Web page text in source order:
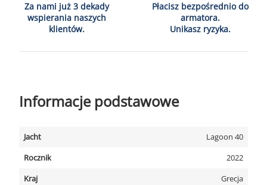
Za nami już 3 dekady
wspierania naszych
klientów.
Płacisz bezpośrednio do
armatora.
Unikasz ryzyka.
Informacje podstawowe
Jacht
Lagoon 40
Rocznik
2022
Kraj
Grecja